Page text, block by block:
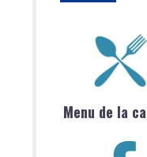
Menu de la